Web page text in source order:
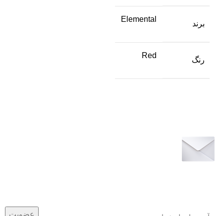
برند
Elemental
رنگ
Red